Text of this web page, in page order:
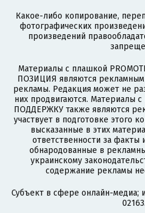
Какое-либо копирование,
фотографических
произведений
Материалы с плашкой
ПОЗИЦИЯ являются
рекламы. Редакция может не
них продвигаются. Материалы
ПОДДЕРЖКУ также являются
участвует в подготовке этого
высказанные в этих
ответственности за факты
обнародованные в
украинскому
содержание рекламы
Субъект в сфере онлайн-медиа;
02163.